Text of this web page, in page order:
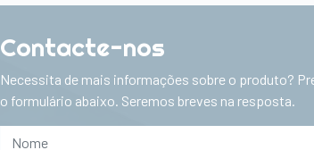
Contacte-nos
Necessita de mais informações sobre o produto?
o formulário abaixo. Seremos breves na resposta.